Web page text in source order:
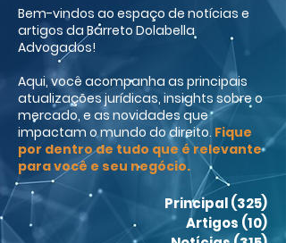
Bem-vindos ao espaço de notícias e
artigos da Barreto Dolabella
Advogados!
Aqui, você acompanha as principais
atualizações jurídicas, insights sobre o
mercado, e as novidades que
impactam o mundo do direito. Fique
por dentro de tudo que é relevante
para você e seu negócio.
Principal(325)
Artigos (10)